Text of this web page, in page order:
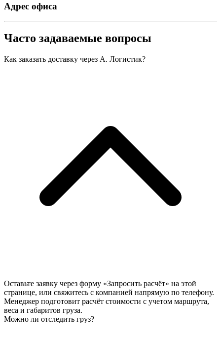
Адрес офиса
Часто задаваемые вопросы
Как заказать доставку через А. Логистик?
Оставьте заявку через форму «Запросить расчёт» на этой
странице, или свяжитесь с компанией напрямую по телефону.
Менеджер подготовит расчёт стоимости с учетом маршрута,
веса и габаритов груза.
Можно ли отследить груз?